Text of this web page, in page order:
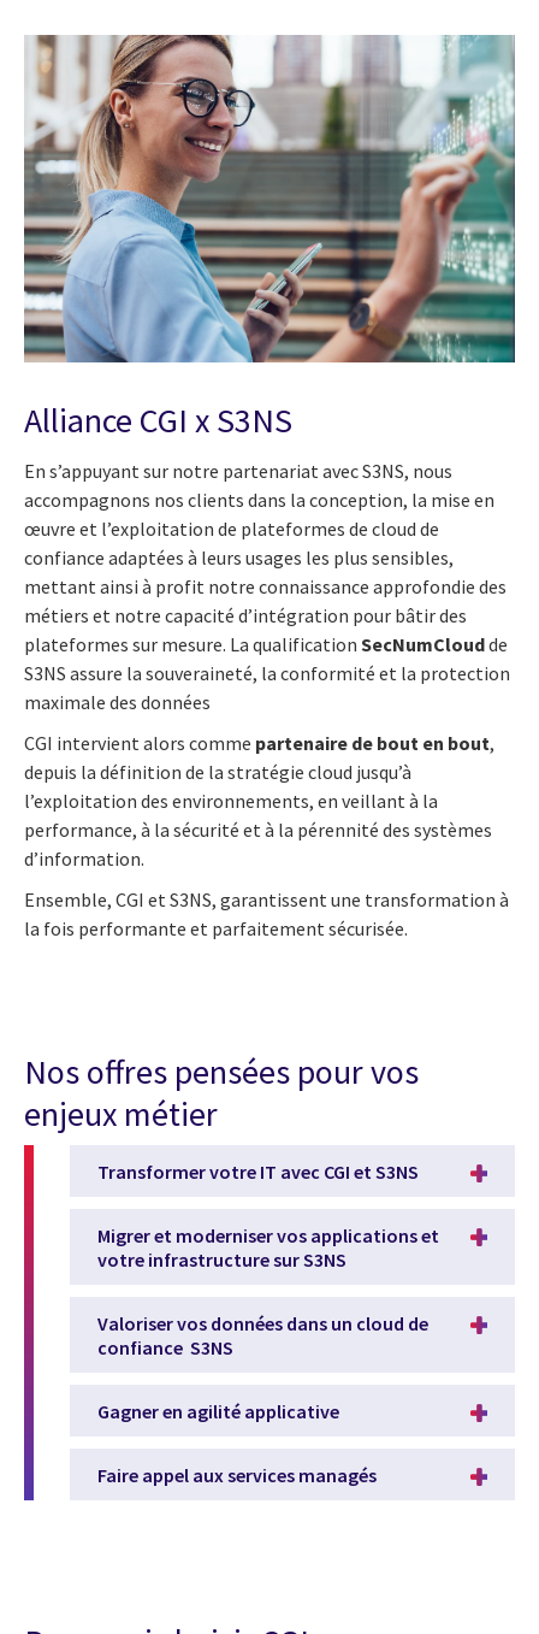
Alliance CGI x S3NS
En s’appuyant sur notre partenariat avec S3NS, nous
accompagnons nos clients dans la conception, la mise en
œuvre et l’exploitation de plateformes de cloud de
confiance adaptées à leurs usages les plus sensibles,
mettant ainsi à profit notre connaissance approfondie des
métiers et notre capacité d’intégration pour bâtir des
plateformes sur mesure. La qualification SecNumCloudde
S3NS assure la souveraineté, la conformité et la protection
maximale des données
CGI intervient alors comme partenaire de bout en bout,
depuis la définition de la stratégie cloud jusqu’à
l’exploitation des environnements, en veillant à la
performance, à la sécurité et à la pérennité des systèmes
d’information.
Ensemble, CGI et S3NS, garantissent une transformation à
la fois performante et parfaitement sécurisée.
Nos offres pensées pour vos
enjeux métier
Transformer votre IT avec CGI et S3NS​
Migrer et moderniser vos applications et
votre infrastructure sur S3NS​
Valoriser vos données dans un cloud de
confiance S3NS​
Gagner en agilité applicative
Faire appel aux services managés​